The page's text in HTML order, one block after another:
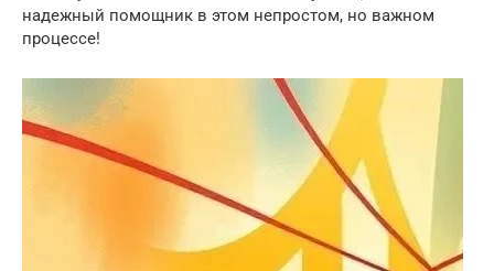
надежный помощник в этом непростом, но важном
процессе!